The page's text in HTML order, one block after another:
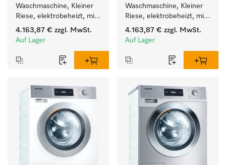
Waschmaschine, Kleiner
Riese, elektrobeheizt, mit
Ablaufventil und
zielgruppenspezifischen
Leistung 8 kg  in 49 min .
4.163,87 € zzgl. MwSt.
Auf Lager
Waschmaschine, Kleiner
Riese, elektrobeheizt, mit
Ablaufpumpe und
zielgruppenspezifischen
Leistung 8 kg  in 49 min .
4.163,87 € zzgl. MwSt.
Auf Lager